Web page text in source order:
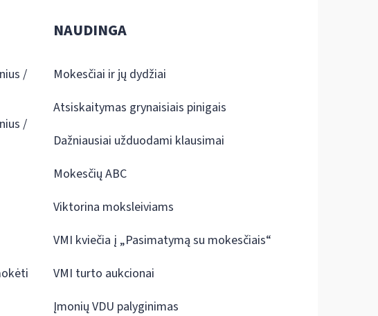
/
/
NAUDINGA
Mokesčiai ir jų dydžiai
Atsiskaitymas grynaisiais pinigais
Dažniausiai užduodami klausimai
Mokesčių ABC
Viktorina moksleiviams
VMI kviečia į „Pasimatymą su mokesčiais“
VMI turto aukcionai
Įmonių VDU palyginimas